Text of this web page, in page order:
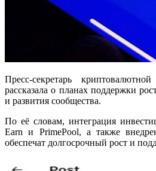
Пресс-секретарь
рассказала о планах поддержки
и развития сообщества.
По её словам, интеграция
Earn и PrimePool, а также
обеспечат долгосрочный рост и